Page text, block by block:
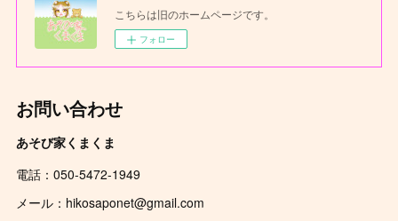
こちらは旧のホームページです。
フォロー
お問い合わせ
あそび家くまくま
電話：050-5472-1949
メール：hikosaponet@gmail.com